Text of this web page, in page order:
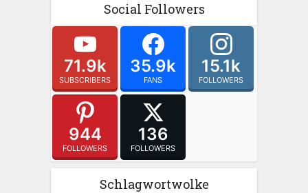
Social Followers
71.9k
SUBSCRIBERS
35.9k
FANS
15.1k
FOLLOWERS
944
FOLLOWERS
136
FOLLOWERS
Schlagwortwolke